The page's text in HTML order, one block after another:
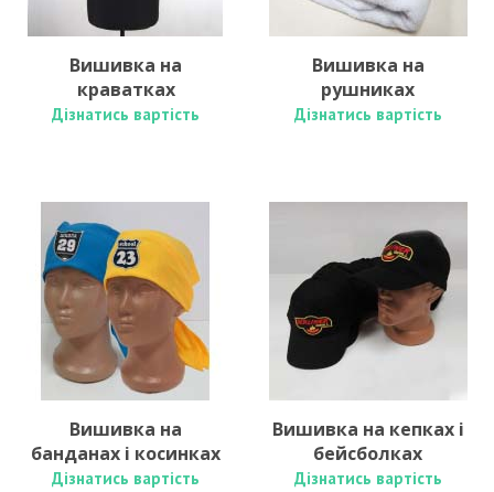
Вишивка на
краватках
Дізнатись вартість
Вишивка на
рушниках
Дізнатись вартість
Вишивка на
банданах і косинках
Дізнатись вартість
Вишивка на кепках і
бейсболках
Дізнатись вартість